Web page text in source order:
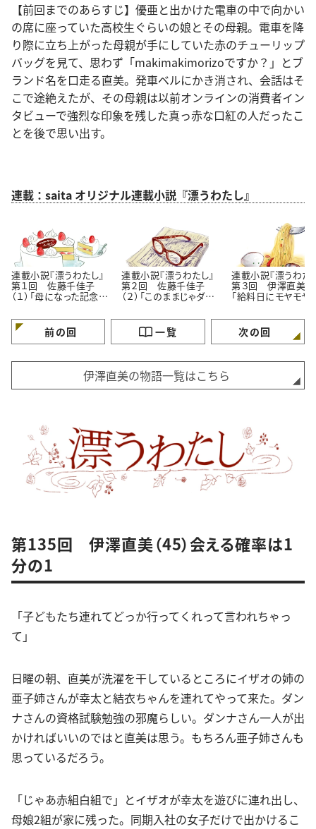
【前回までのあらすじ】優亜と出かけた電車の中で向かい
の席に座っていた高校生ぐらいの娘とその母親。電車を降
り際に立ち上がった母親が手にしていた赤のチューリップ
バッグを見て、思わず「makimakimorizoですか？」とブ
ランド名を口走る直美。発車ベルにかき消され、会話はそ
こで途絶えたが、その母親は以前オンラインの消費者イン
タビューで強烈な印象を残した真っ赤な口紅の人だったこ
とを後で思い出す。
連載：saita オリジナル連載小説『漂うわたし』
連載小説『漂うわたし』
第１回 佐藤千佳子
（１）「母になった記念
連載小説『漂うわたし』
第２回 佐藤千佳子
（２）「このままじゃダ
連載小説『漂うわた
第３回 伊澤直美（
「給料日にモヤモヤ
前の回 一覧 次の回
伊澤直美の物語一覧はこちら
第135回 伊澤直美（45）会える確率は1
分の1
「子どもたち連れてどっか行ってくれって言われちゃっ
て」
日曜の朝、直美が洗濯を干しているところにイザオの姉の
亜子姉さんが幸太と結衣ちゃんを連れてやって来た。ダン
ナさんの資格試験勉強の邪魔らしい。ダンナさん一人が出
かければいいのではと直美は思う。もちろん亜子姉さんも
思っているだろう。
「じゃあ赤組白組で」とイザオが幸太を遊びに連れ出し、
母娘2組が家に残った。同期入社の女子だけで出かけるこ